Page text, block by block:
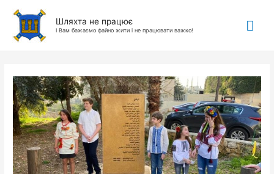
Шляхта не працює
І Вам бажаємо файно жити і не працювати важко!